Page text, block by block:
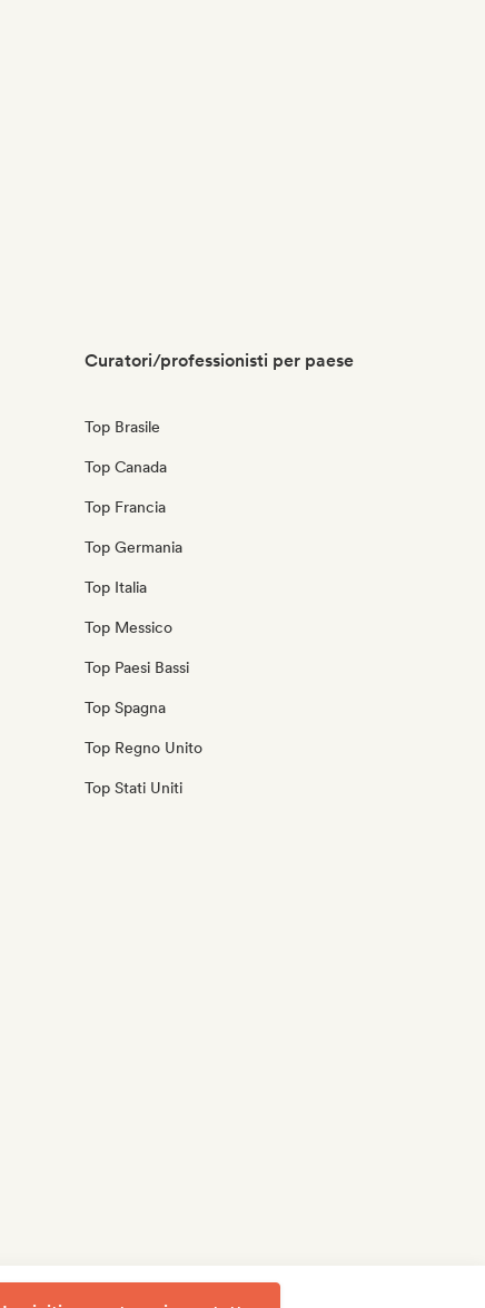
Curatori/professionisti per paese
Top Brasile
Top Canada
Top Francia
Top Germania
Top Italia
Top Messico
Top Paesi Bassi
Top Spagna
Top Regno Unito
Top Stati Uniti